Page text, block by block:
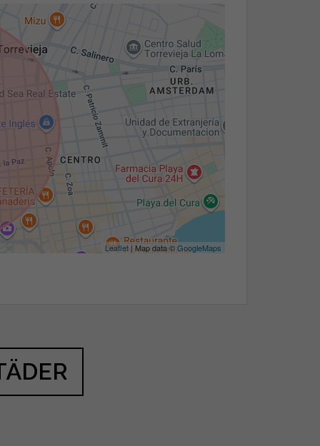
Leaflet| Map data ©GoogleMaps